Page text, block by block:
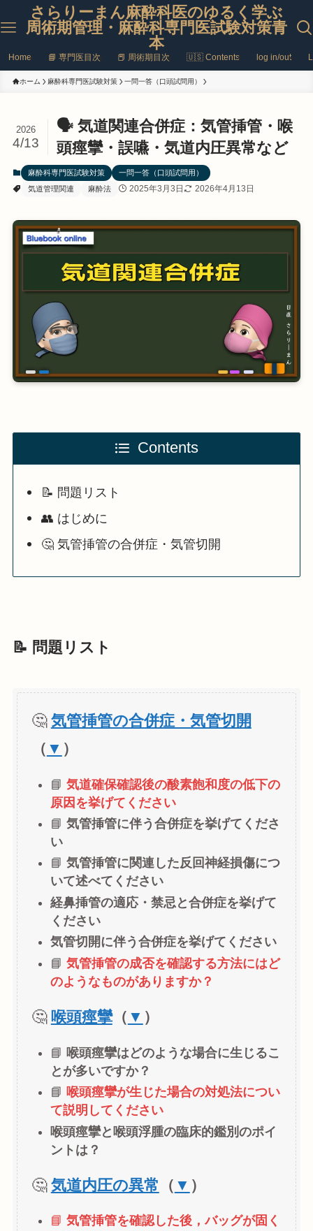
さらりーまん麻酔科医のゆるく学ぶ
周術期管理・麻酔科専門医試験対策青
本
Home 📘 専門医目次 📕 周術期目次 🇺🇸 Contents log in/out
ホーム 麻酔科専門医試験対策 一問一答（口頭試問用）
🗣️ 気道関連合併症：気管挿管・喉
頭痙攣・誤嚥・気道内圧異常など
2026
4/13
麻酔科専門医試験対策
一問一答（口頭試問用）
気道管理関連
麻酔法 2025年3月3日 2026年4月13日
Contents
📝 問題リスト
👥 はじめに
🤔 気管挿管の合併症・気管切開
📝 問題リスト
🤔 気管挿管の合併症・気管切開
（ ▼ ）
📘 気道確保確認後の酸素飽和度の低下の
原因を挙げてください
📘 気管挿管に伴う合併症を挙げてくださ
い
📘 気管挿管に関連した反回神経損傷につ
いて述べてください
経鼻挿管の適応・禁忌と合併症を挙げて
ください
気管切開に伴う合併症を挙げてください
📘 気管挿管の成否を確認する方法にはど
のようなものがありますか？
🤔 喉頭痙攣（ ▼ ）
📘 喉頭痙攣はどのような場合に生じるこ
とが多いですか？
📘 喉頭痙攣が生じた場合の対処法につい
て説明してください
喉頭痙攣と喉頭浮腫の臨床的鑑別のポイ
ントは？
🤔 気道内圧の異常 （ ▼ ）
📘 気管挿管を確認した後，バッグが固く